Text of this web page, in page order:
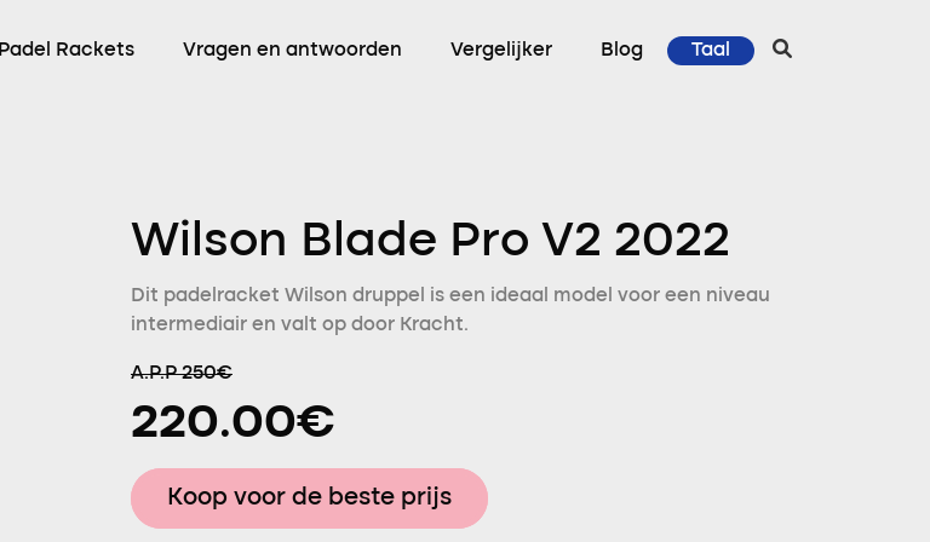
Padel Rackets Vragen en antwoorden Vergelijker Blog Taal
Wilson Blade Pro V2 2022
Dit padelracket Wilson druppel is een ideaal model voor een niveau
intermediair en valt op door Kracht.
A.P.P 250€
220.00€
Koop voor de beste prijs